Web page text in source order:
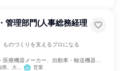
管理部門(人事総務経理
ものづくりを支えるプロになる
療機器メーカー、自動車・輸送機器メ
川県、福岡県 営業